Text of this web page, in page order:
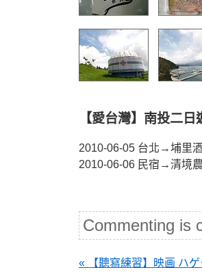
【愛台灣】南投二日
2010-06-05 台北→埔里
2010-06-06 民宿→清境
Commenting is
« 【聽寫練習】映画 ハ